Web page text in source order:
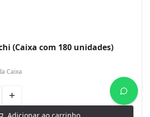
(Caixa com 180 unidades)
Caixa